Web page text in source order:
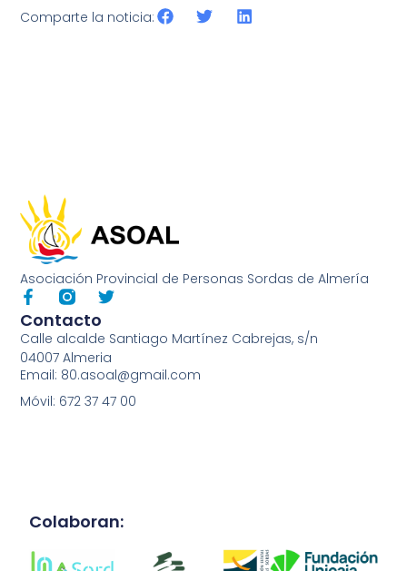
Comparte la noticia:
Asociación Provincial de Personas Sordas de Almería
Contacto
Calle alcalde Santiago Martínez Cabrejas, s/n
04007 Almeria
Email: 80.asoal@gmail.com
Móvil: 672 37 47 00
Colaboran: